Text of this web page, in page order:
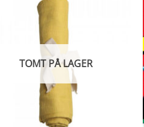
TOMT PÅ LAGER